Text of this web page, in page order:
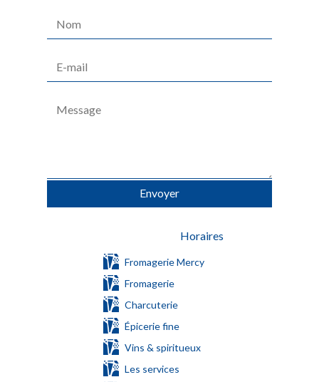
Horaires
Fromagerie Mercy
Fromagerie
Charcuterie
Épicerie fine
Vins & spiritueux
Les services